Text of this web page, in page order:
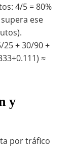
4/5 = 80%
ese
25 + 30/90 +
≈
y
por tráfico